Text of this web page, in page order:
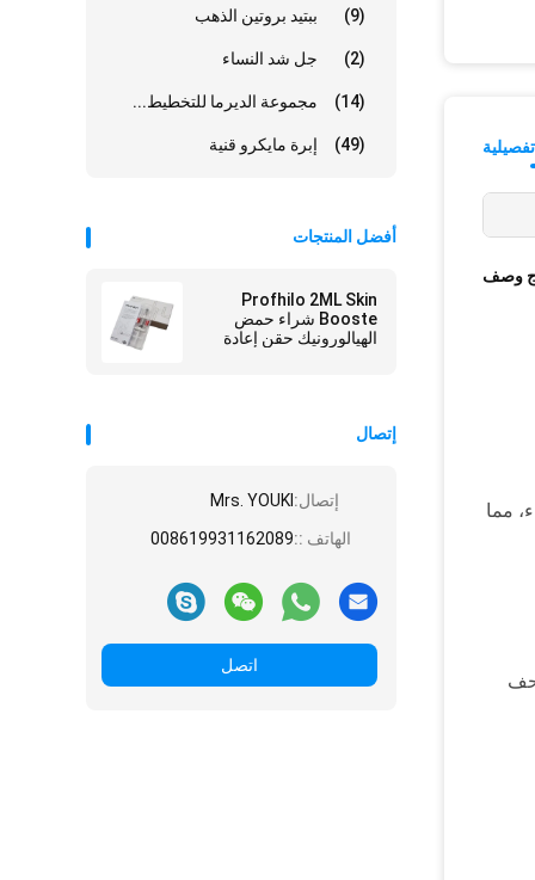
ببتيد بروتين الذهب (9)
جل شد النساء (2)
مجموعة الديرما للتخطيط... (14)
إبرة مايكرو قنية (49)
أفضل المنتجات
Profhilo 2ML Skin
Booste شراء حمض
الهيالورونيك حقن إعادة
إتصال
إتصال: Mrs. YOUKI
الهاتف ::008619931162089
اتصل
وصف
مما